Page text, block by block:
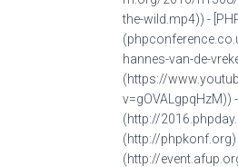
the-wild.mp4)) -
hannes-van-de-
(https://
v=gOVALgpqHzM))
(http://
(http://phpkonf.org)
(http://